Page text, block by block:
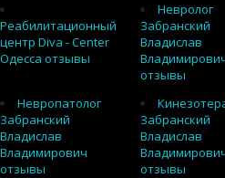
Реабилитационный
центр Diva - Center
Одесса отзывы
Невролог
Забранский
Владислав
отзывы
Невропатолог
Забранский
Владислав
Владимирович
отзывы
Забранский
Владислав
отзывы